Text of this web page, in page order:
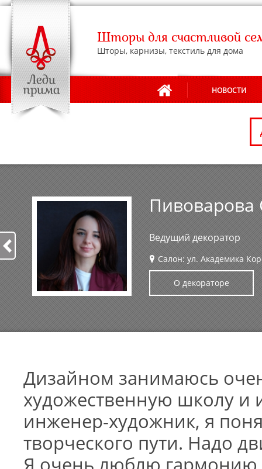
Шторы для счастливой
Шторы, карнизы, текстиль для дома
НОВОСТИ
Пивоварова
Ведущий декоратор
Салон: ул. Академика
О декораторе
Дизайном занимаюсь
художественную школу и
инженер-художник, я
творческого пути. Надо